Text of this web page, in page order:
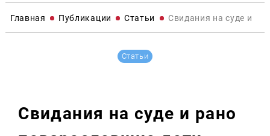
Главная Публикации Статьи Свидания на суде и
Статьи
Свидания на суде и рано